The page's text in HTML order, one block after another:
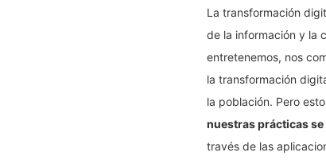
La transformación
de la información y la
entretenemos, nos
la transformación
la población. Pero
nuestras prácticas
través de las